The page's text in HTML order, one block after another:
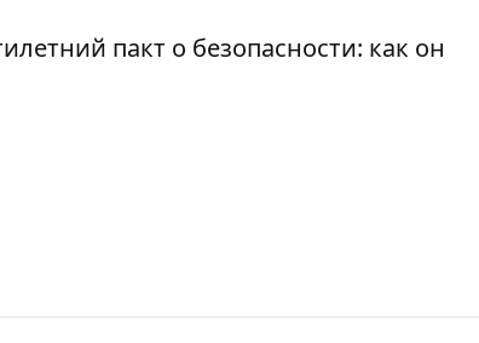
пакт о безопасности: как он